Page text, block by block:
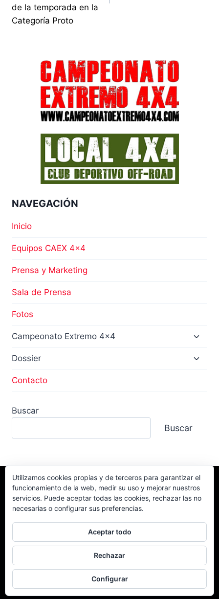
de la temporada en la
Categoría Proto
NAVEGACIÓN
Inicio
Equipos CAEX 4×4
Prensa y Marketing
Sala de Prensa
Fotos
Campeonato Extremo 4×4
hijo
Dossier
Contacto
Buscar
Buscar
Facebook TikTok
Instagram
YouTube
© 2026 Campeonato Extremo 4x4 Powered by
CD Local 4x4.
Utilizamos cookies propias y de terceros para garantizar el
funcionamiento de la web, medir su uso y mejorar nuestros
servicios. Puede aceptar todas las cookies, rechazar las no
necesarias o configurar sus preferencias.
Aceptar todo
Rechazar
Configurar